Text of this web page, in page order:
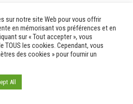
sur notre site Web pour vous offrir
en mémorisant vos préférences et en
sur « Tout accepter », vous
les cookies. Cependant, vous
des cookies » pour fournir un
All